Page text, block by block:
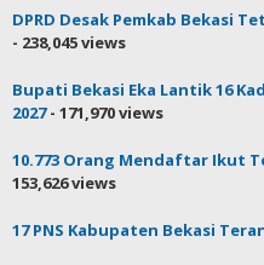
DPRD Desak Pemkab Bekasi
- 238,045 views
Bupati Bekasi Eka Lantik 16
2027- 171,970 views
10.773 Orang Mendaftar Ikut
153,626 views
17 PNS Kabupaten Bekasi